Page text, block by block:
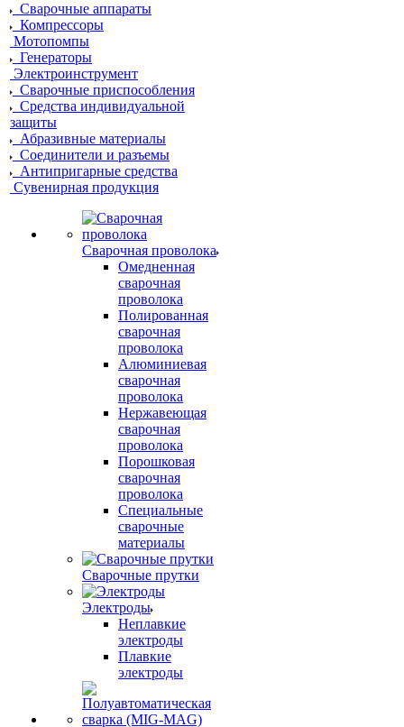
Сварочные аппараты
Компрессоры
Мотопомпы
Генераторы
Электроинструмент
Сварочные приспособления
Средства индивидуальной
защиты
Абразивные материалы
Соединители и разъемы
Антипригарные средства
Сувенирная продукция
Сварочная проволока
Омедненная
сварочная
проволока
Полированная
сварочная
проволока
Алюминиевая
сварочная
проволока
Нержавеющая
сварочная
проволока
Порошковая
сварочная
проволока
Специальные
сварочные
материалы
Сварочные прутки
Электроды
Неплавкие
электроды
Плавкие
электроды